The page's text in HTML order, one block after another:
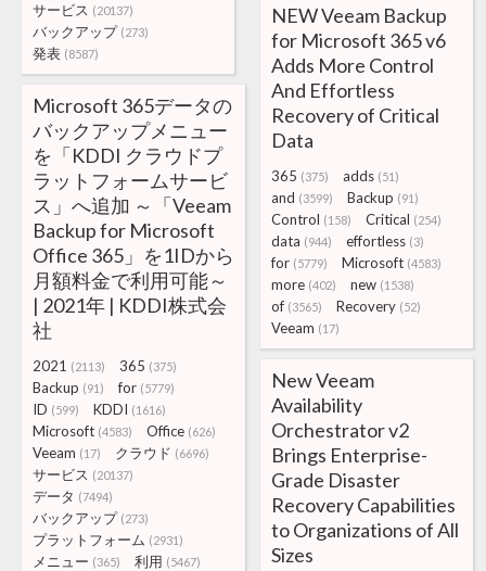
サービス (20137)
バックアップ (273)
発表 (8587)
NEW Veeam Backup
for Microsoft 365 v6
Adds More Control
And Effortless
Recovery of Critical
Data
365 (375) adds (51)
and (3599) Backup (91)
Control (158) Critical (254)
data (944) effortless (3)
for (5779) Microsoft (4583)
more (402) new (1538)
of (3565) Recovery (52)
Veeam (17)
Microsoft 365データの
バックアップメニュー
を「KDDI クラウドプ
ラットフォームサービ
ス」へ追加 ～「Veeam
Backup for Microsoft
Office 365」を1IDから
月額料金で利用可能～
| 2021年 | KDDI株式会
社
2021 (2113) 365 (375)
Backup (91) for (5779)
ID (599) KDDI (1616)
Microsoft (4583) Office (626)
Veeam (17) クラウド (6696)
サービス (20137)
データ (7494)
バックアップ (273)
プラットフォーム (2931)
メニュー (365) 利用 (5467)
New Veeam
Availability
Orchestrator v2
Brings Enterprise-
Grade Disaster
Recovery Capabilities
to Organizations of All
Sizes